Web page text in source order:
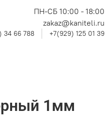
ПН-СБ 10:00 - 18:00
zakaz@kaniteli.ru
34 66 788 +7(929) 125 01 39
1мм